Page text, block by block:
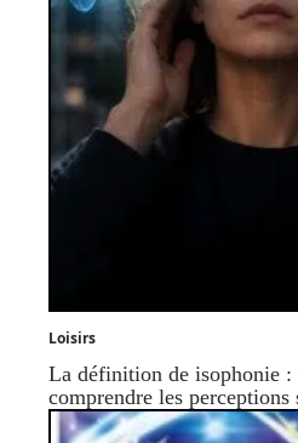
Loisirs
La définition de isophonie :
comprendre les perceptions